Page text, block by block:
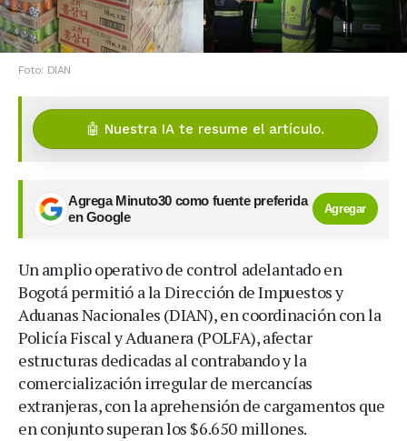
Foto: DIAN
🤖 Nuestra IA te resume el artículo.
Agrega Minuto30 como fuente preferida
en Google
Agregar
Un amplio operativo de control adelantado en
Bogotá permitió a la Dirección de Impuestos y
Aduanas Nacionales (DIAN), en coordinación con la
Policía Fiscal y Aduanera (POLFA), afectar
estructuras dedicadas al contrabando y la
comercialización irregular de mercancías
extranjeras, con la aprehensión de cargamentos que
en conjunto superan los $6.650 millones.